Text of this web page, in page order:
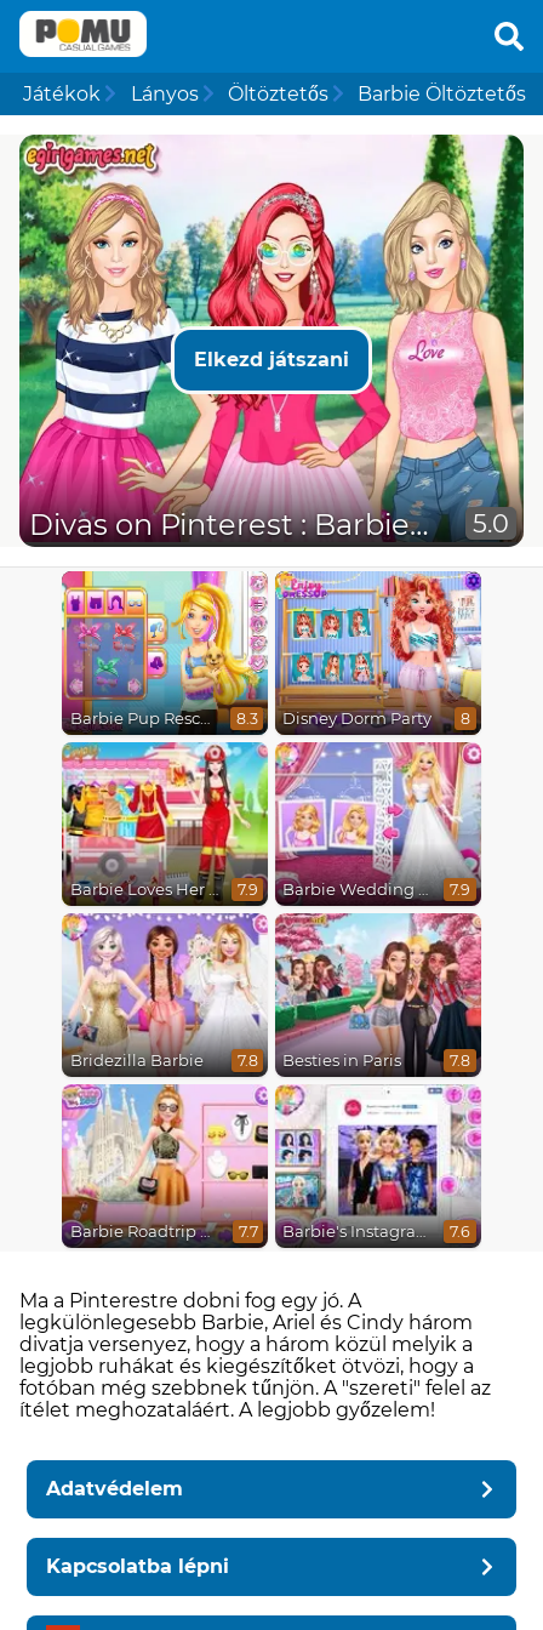
Játékok Lányos Öltöztetős Barbie Öltöztetős
Elkezd játszani
Divas on Pinterest : Barbie vs Ariel vs Cindy 5.0
Barbie Pup Rescue 8.3 Disney Dorm Party 8
Barbie Loves Her Job 7.9 Barbie Wedding Fun 7.9
Bridezilla Barbie 7.8 Besties in Paris 7.8
Barbie Roadtrip Adventure 7.7 Barbie's Instagram Life 7.6
Ma a Pinterestre dobni fog egy jó. A
legkülönlegesebb Barbie, Ariel és Cindy három
divatja versenyez, hogy a három közül melyik a
legjobb ruhákat és kiegészítőket ötvözi, hogy a
fotóban még szebbnek tűnjön. A "szereti" felel az
ítélet meghozataláért. A legjobb győzelem!
Adatvédelem
Kapcsolatba lépni